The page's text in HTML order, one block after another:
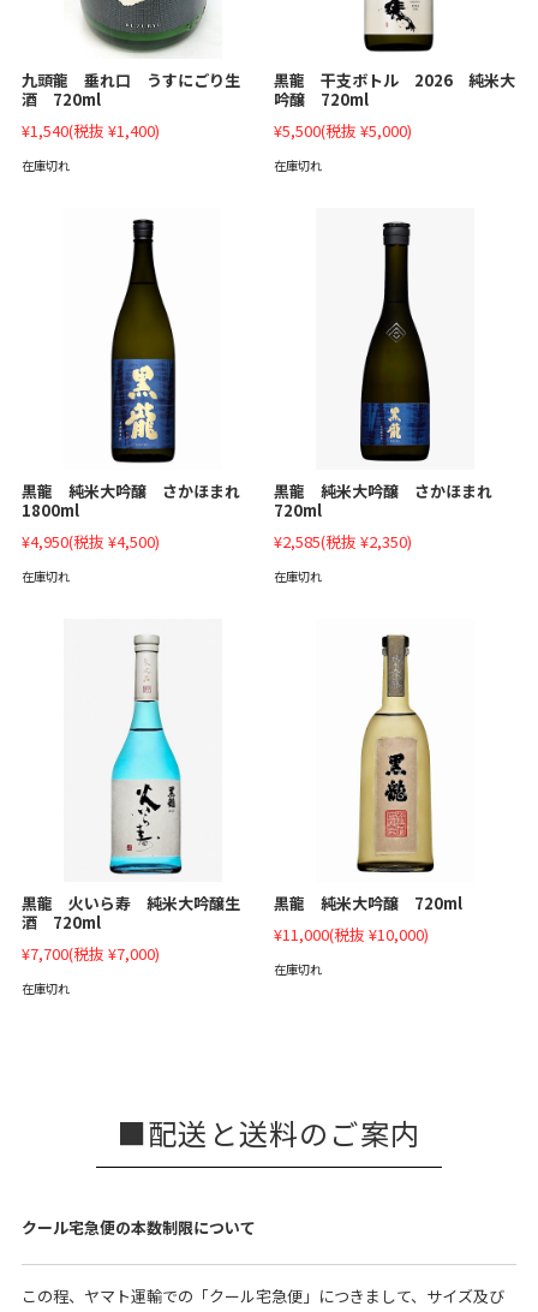
九頭龍 垂れ口 うすにごり生
酒 720ml
¥1,540(税抜 ¥1,400)
在庫切れ
黒龍 干支ボトル 2026 純米大
吟醸 720ml
¥5,500(税抜 ¥5,000)
在庫切れ
黒龍 純米大吟醸 さかほまれ
1800ml
¥4,950(税抜 ¥4,500)
在庫切れ
黒龍 純米大吟醸 さかほまれ
720ml
¥2,585(税抜 ¥2,350)
在庫切れ
黒龍 火いら寿 純米大吟醸生
酒 720ml
¥7,700(税抜 ¥7,000)
在庫切れ
黒龍 純米大吟醸 720ml
¥11,000(税抜 ¥10,000)
在庫切れ
配送と送料のご案内
クール宅急便の本数制限について
この程、ヤマト運輸での「クール宅急便」につきまして、サイズ及び